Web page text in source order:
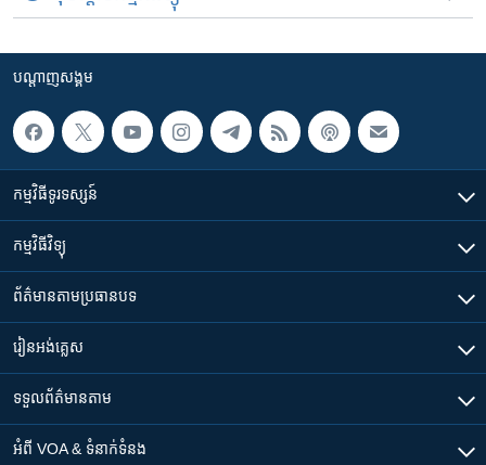
បណ្តាញ​សង្គម
កម្មវិធី​ទូរទស្សន៍
កម្មវិធី​វិទ្យុ
ព័ត៌មាន​តាមប្រធានបទ​
រៀន​​អង់គ្លេស
ទទួល​ព័ត៌មាន​តាម
អំពី​ VOA & ទំនាក់ទំនង